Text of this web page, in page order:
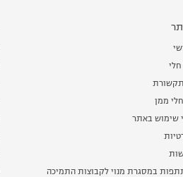
ממן
שימוש באתר
במסגרת מנוי לקבוצות התמיכה